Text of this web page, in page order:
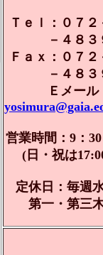
Ｔｅｌ：０７２
－４８３
Ｆａｘ：０７
－４８３
Ｅメール
営業時間：9：
(日・祝は
定休日：毎週
第一・第三